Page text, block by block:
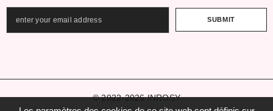
SUBMIT
© 2022-2026 INROSY